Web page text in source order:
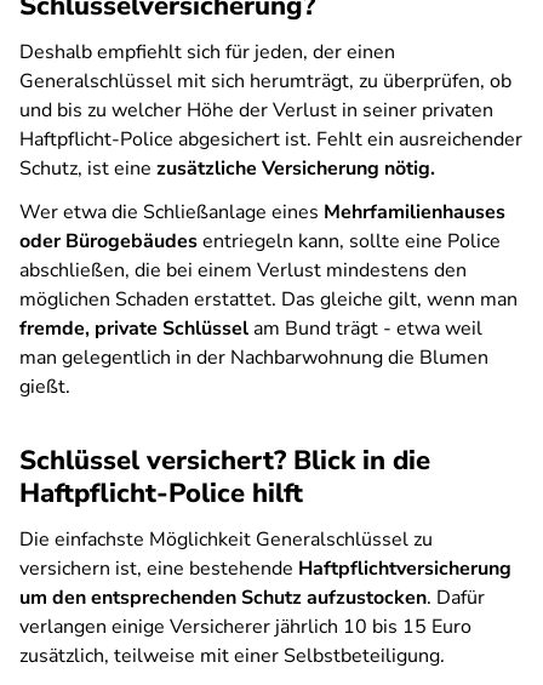
Deshalb empfiehlt sich für jeden, der einen
Generalschlüssel mit sich herumträgt, zu überprüfen, ob
und bis zu welcher Höhe der Verlust in seiner privaten
Haftpflicht-Police abgesichert ist. Fehlt ein ausreichender
Schutz, ist eine zusätzliche Versicherung nötig.
Wer etwa die Schließanlage eines Mehrfamilienhauses
oder Bürogebäudesentriegeln kann, sollte eine Police
abschließen, die bei einem Verlust mindestens den
möglichen Schaden erstattet. Das gleiche gilt, wenn man
fremde, private Schlüsselam Bund trägt - etwa weil
man gelegentlich in der Nachbarwohnung die Blumen
gießt.
Schlüssel versichert? Blick in die
Haftpflicht-Police hilft
Die einfachste Möglichkeit Generalschlüssel zu
versichern ist, eine bestehende Haftpflichtversicherung
um den entsprechenden Schutz aufzustocken. Dafür
verlangen einige Versicherer jährlich 10 bis 15 Euro
zusätzlich, teilweise mit einer Selbstbeteiligung.